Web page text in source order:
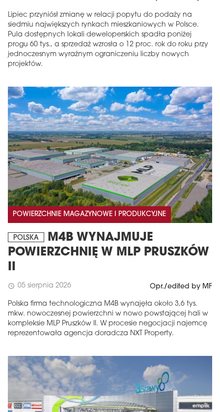
Lipiec przyniósł zmianę w relacji popytu do podaży na
siedmiu największych rynkach mieszkaniowych w Polsce.
Pula dostępnych lokali deweloperskich spadła poniżej
progu 60 tys., a sprzedaż wzrosła o 12 proc. rok do roku przy
jednoczesnym wyraźnym ograniczeniu liczby nowych
projektów.
POWIERZCHNIE MAGAZYNOWE I PRODUKCYJNE
POLSKA
M4B WYNAJMUJE
POWIERZCHNIĘ W MLP PRUSZKÓW
II
schedule 05 sierpnia 2026 Opr./edited by MF
Polska firma technologiczna M4B wynajęła około 3,6 tys.
mkw. nowoczesnej powierzchni w nowo powstającej hali w
kompleksie MLP Pruszków II. W procesie negocjacji najemcę
reprezentowała agencja doradcza NXT Property.